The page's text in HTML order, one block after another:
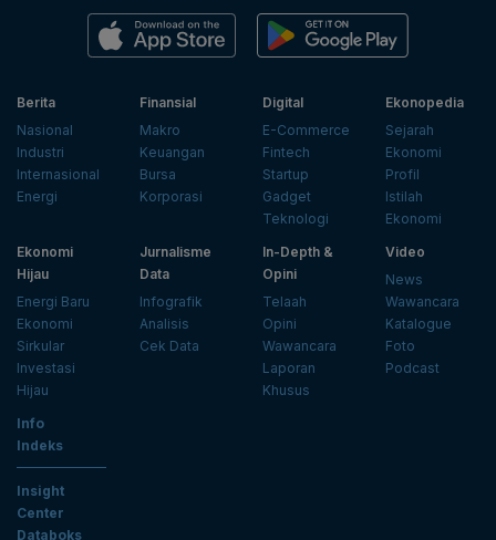
Berita
Nasional
Industri
Internasional
Energi
Finansial
Makro
Keuangan
Bursa
Korporasi
Digital
E-Commerce
Fintech
Startup
Gadget
Teknologi
Ekonopedia
Sejarah
Ekonomi
Profil
Istilah
Ekonomi
Ekonomi
Hijau
Energi Baru
Ekonomi
Sirkular
Investasi
Hijau
Jurnalisme
Data
Infografik
Analisis
Cek Data
In-Depth &
Opini
Telaah
Opini
Wawancara
Laporan
Khusus
Video
News
Wawancara
Katalogue
Foto
Podcast
Info
Indeks
Insight
Center
Databoks